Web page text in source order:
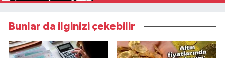
Bunlar da ilginizi çekebilir